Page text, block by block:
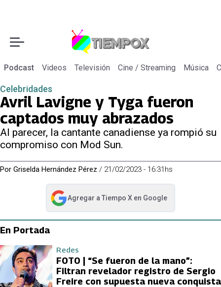
Podcast Videos Televisión Cine / Streaming Música
Celebridades
Avril Lavigne y Tyga fueron
captados muy abrazados
Al parecer, la cantante canadiense ya rompió su
compromiso con Mod Sun.
Por Griselda Hernández Pérez / 21/02/2023 - 16:31hs
Agregar a Tiempo Xen Google
abre en nueva pestaña
En Portada
Redes
FOTO | “Se fueron de la mano”:
Filtran revelador registro de Sergio
Freire con supuesta nueva conquista